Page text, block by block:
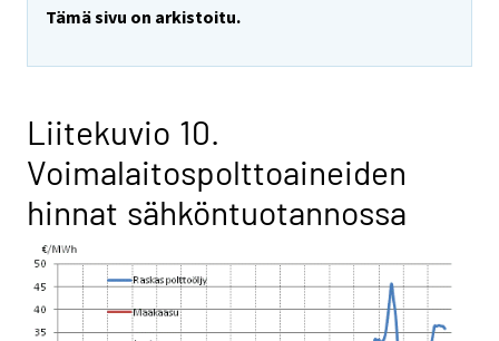
Tämä sivu on arkistoitu.
Liitekuvio 10.
Voimalaitospolttoaineiden
hinnat sähköntuotannossa